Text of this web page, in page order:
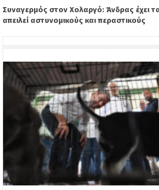
Συναγερμός στον Χολαργό: Άνδρας έχει
απειλεί αστυνομικούς και περαστικούς